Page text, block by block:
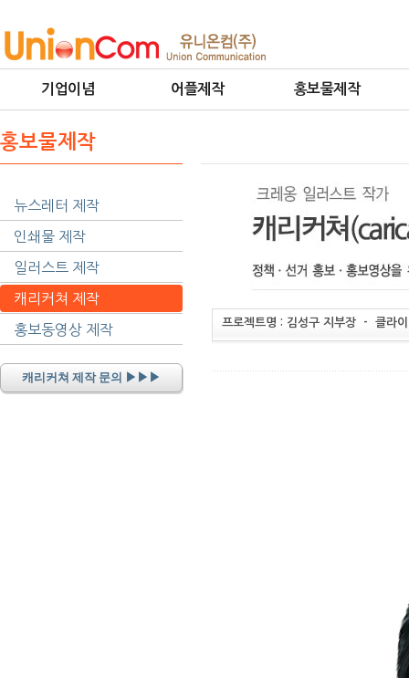
기업이념 어플제작 홍보물제작
홍보물제작
뉴스레터 제작
인쇄물 제작
일러스트 제작
캐리커쳐 제작
홍보동영상 제작
캐리커쳐 제작 문의 ▶▶▶
프로젝트명 : 김성구 지부장 - 클라